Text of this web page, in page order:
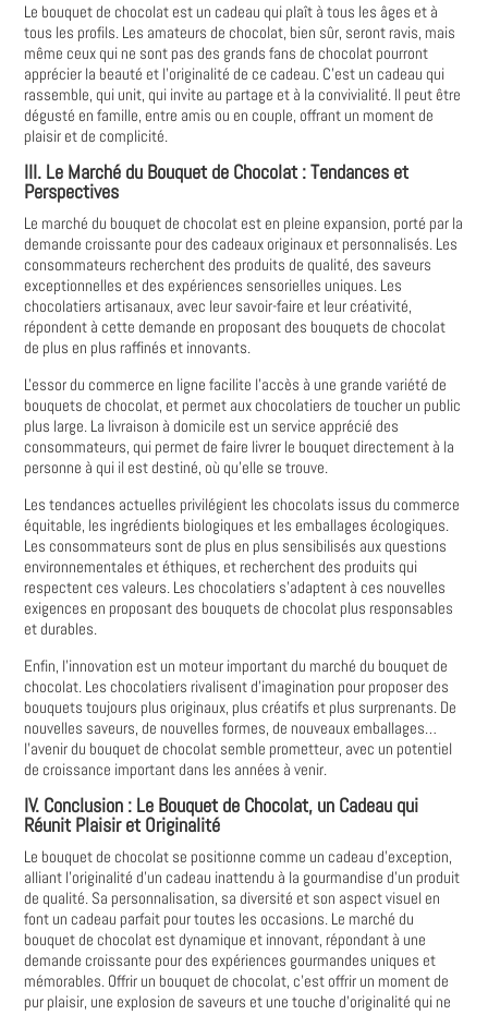
Le bouquet de chocolat est un cadeau qui plaît à tous les âges et à
tous les profils. Les amateurs de chocolat, bien sûr, seront ravis, mais
même ceux qui ne sont pas des grands fans de chocolat pourront
apprécier la beauté et l'originalité de ce cadeau. C’est un cadeau qui
rassemble, qui unit, qui invite au partage et à la convivialité. Il peut être
dégusté en famille, entre amis ou en couple, offrant un moment de
plaisir et de complicité.
III. Le Marché du Bouquet de Chocolat : Tendances et
Perspectives
Le marché du bouquet de chocolat est en pleine expansion, porté par la
demande croissante pour des cadeaux originaux et personnalisés. Les
consommateurs recherchent des produits de qualité, des saveurs
exceptionnelles et des expériences sensorielles uniques. Les
chocolatiers artisanaux, avec leur savoir-faire et leur créativité,
répondent à cette demande en proposant des bouquets de chocolat
de plus en plus raffinés et innovants.
L'essor du commerce en ligne facilite l'accès à une grande variété de
bouquets de chocolat, et permet aux chocolatiers de toucher un public
plus large. La livraison à domicile est un service apprécié des
consommateurs, qui permet de faire livrer le bouquet directement à la
personne à qui il est destiné, où qu'elle se trouve.
Les tendances actuelles privilégient les chocolats issus du commerce
équitable, les ingrédients biologiques et les emballages écologiques.
Les consommateurs sont de plus en plus sensibilisés aux questions
environnementales et éthiques, et recherchent des produits qui
respectent ces valeurs. Les chocolatiers s'adaptent à ces nouvelles
exigences en proposant des bouquets de chocolat plus responsables
et durables.
Enfin, l'innovation est un moteur important du marché du bouquet de
chocolat. Les chocolatiers rivalisent d'imagination pour proposer des
bouquets toujours plus originaux, plus créatifs et plus surprenants. De
nouvelles saveurs, de nouvelles formes, de nouveaux emballages…
l'avenir du bouquet de chocolat semble prometteur, avec un potentiel
de croissance important dans les années à venir.
IV. Conclusion : Le Bouquet de Chocolat, un Cadeau qui
Réunit Plaisir et Originalité
Le bouquet de chocolat se positionne comme un cadeau d'exception,
alliant l'originalité d'un cadeau inattendu à la gourmandise d'un produit
de qualité. Sa personnalisation, sa diversité et son aspect visuel en
font un cadeau parfait pour toutes les occasions. Le marché du
bouquet de chocolat est dynamique et innovant, répondant à une
demande croissante pour des expériences gourmandes uniques et
mémorables. Offrir un bouquet de chocolat, c'est offrir un moment de
pur plaisir, une explosion de saveurs et une touche d'originalité qui ne